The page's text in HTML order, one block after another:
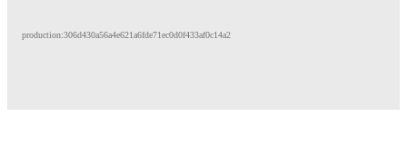
production:306d430a56a4e621a6fde71ec0d0f433af0c14a2